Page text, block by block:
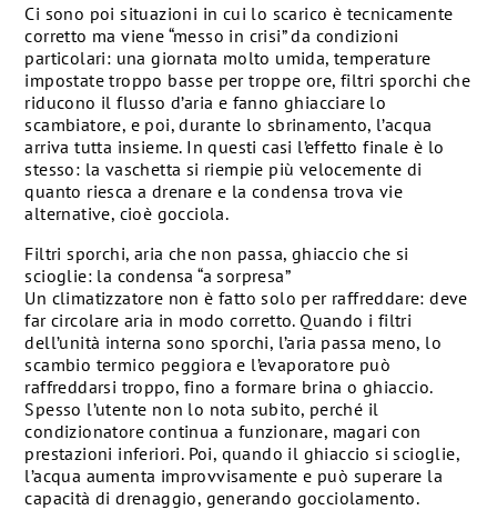
Ci sono poi situazioni in cui lo scarico è tecnicamente
corretto ma viene “messo in crisi” da condizioni
particolari: una giornata molto umida, temperature
impostate troppo basse per troppe ore, filtri sporchi che
riducono il flusso d’aria e fanno ghiacciare lo
scambiatore, e poi, durante lo sbrinamento, l’acqua
arriva tutta insieme. In questi casi l’effetto finale è lo
stesso: la vaschetta si riempie più velocemente di
quanto riesca a drenare e la condensa trova vie
alternative, cioè gocciola.
Filtri sporchi, aria che non passa, ghiaccio che si
scioglie: la condensa “a sorpresa”
Un climatizzatore non è fatto solo per raffreddare: deve
far circolare aria in modo corretto. Quando i filtri
dell’unità interna sono sporchi, l’aria passa meno, lo
scambio termico peggiora e l’evaporatore può
raffreddarsi troppo, fino a formare brina o ghiaccio.
Spesso l’utente non lo nota subito, perché il
condizionatore continua a funzionare, magari con
prestazioni inferiori. Poi, quando il ghiaccio si scioglie,
l’acqua aumenta improvvisamente e può superare la
capacità di drenaggio, generando gocciolamento.